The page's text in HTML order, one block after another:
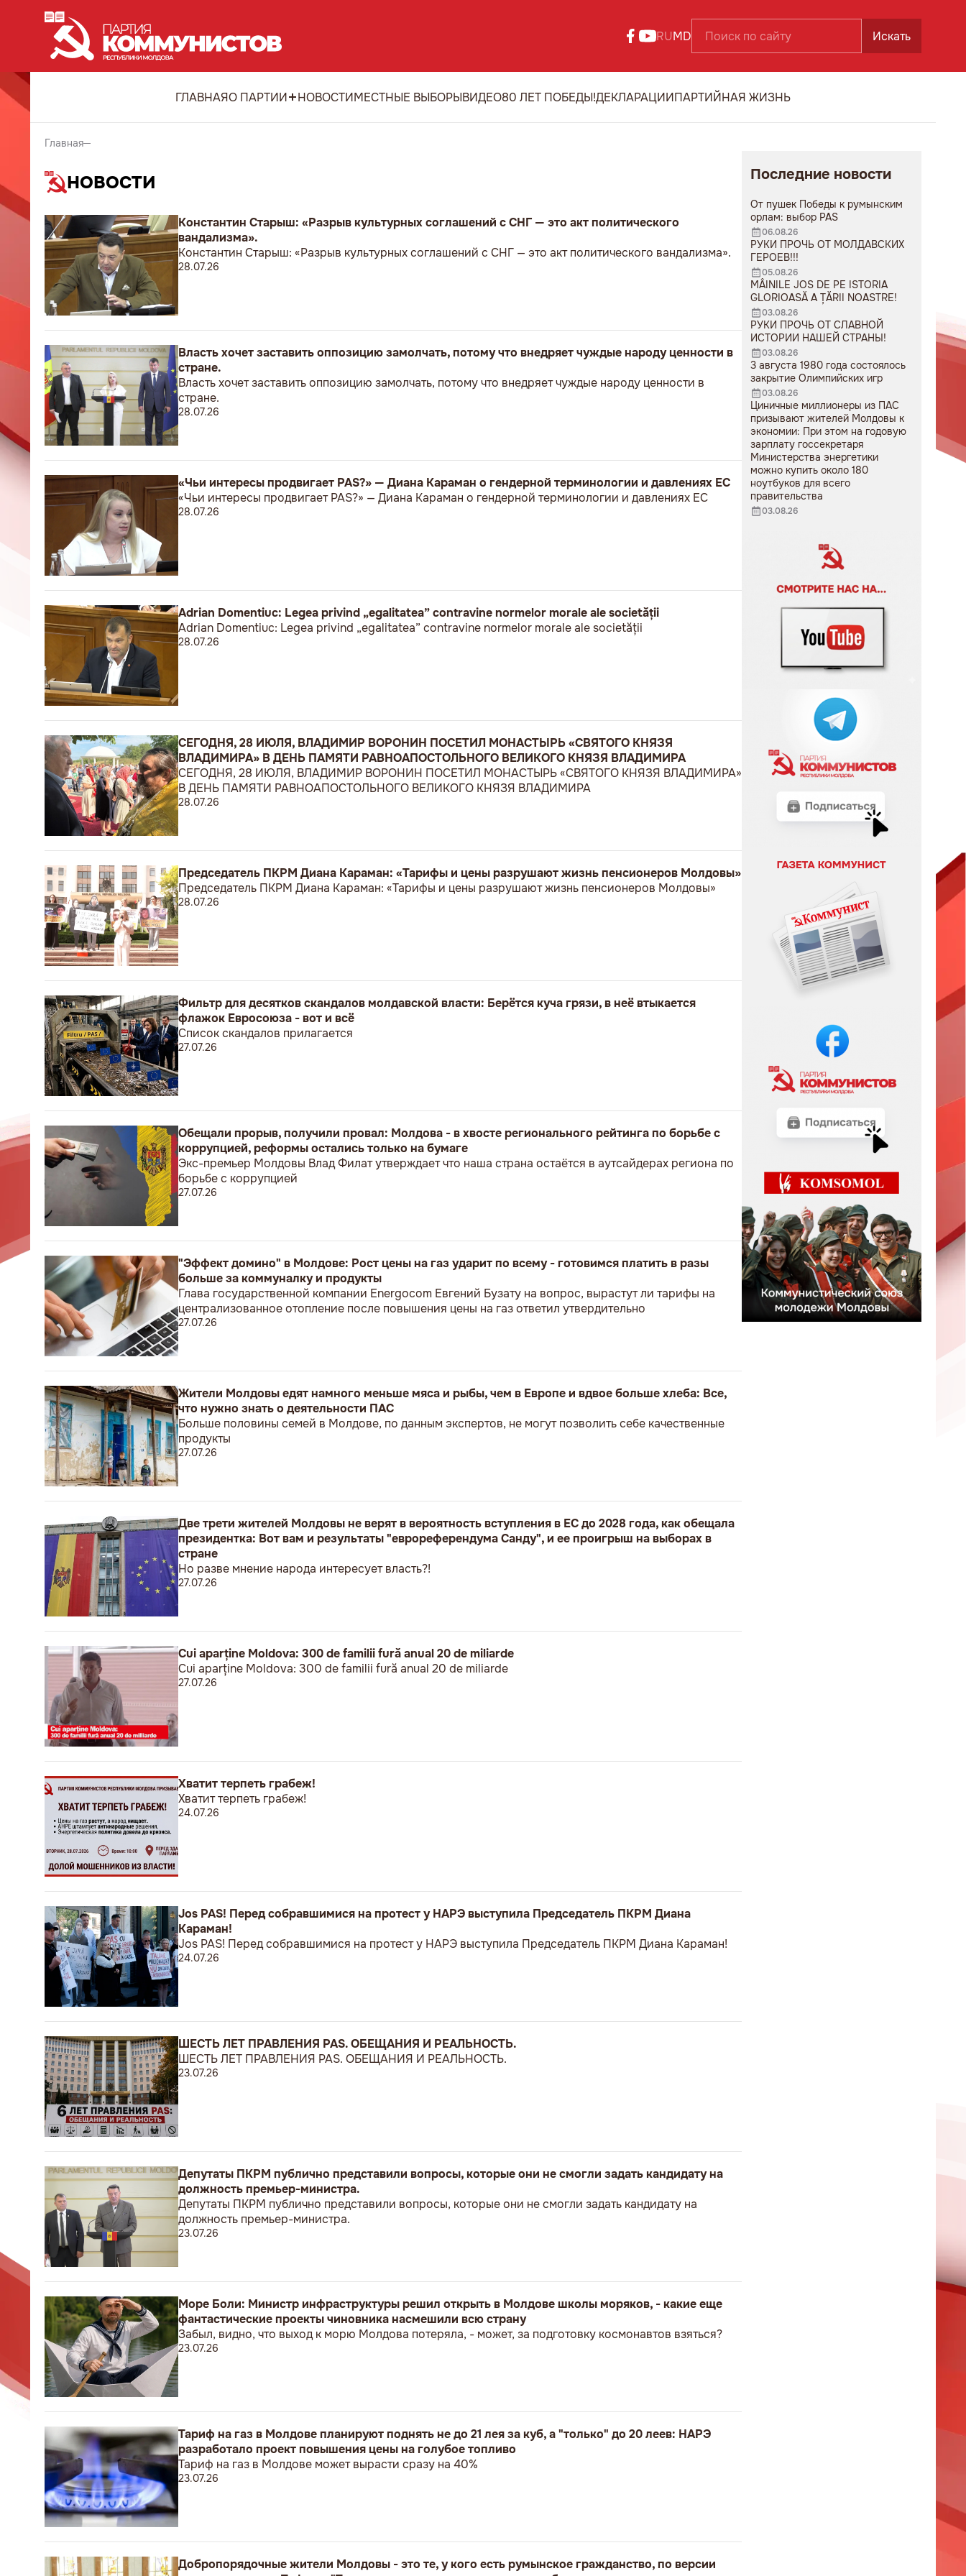
RUMD Искать
ГЛАВНАЯО ПАРТИИ НОВОСТИМЕСТНЫЕ ВЫБОРЫВИДЕО80 ЛЕТ ПОБЕДЫ!ДЕКЛАРАЦИИПАРТИЙНАЯ ЖИЗНЬ
Главная
НОВОСТИ
Константин Старыш: «Разрыв культурных соглашений с СНГ — это акт политического
вандализма».
Константин Старыш: «Разрыв культурных соглашений с СНГ — это акт политического вандализма».
28.07.26
Власть хочет заставить оппозицию замолчать, потому что внедряет чуждые народу ценности в
стране.
Власть хочет заставить оппозицию замолчать, потому что внедряет чуждые народу ценности в
стране.
28.07.26
«Чьи интересы продвигает PAS?» — Диана Караман о гендерной терминологии и давлениях ЕС
«Чьи интересы продвигает PAS?» — Диана Караман о гендерной терминологии и давлениях ЕС
28.07.26
Adrian Domentiuc: Legea privind „egalitatea” contravine normelor morale ale societății
Adrian Domentiuc: Legea privind „egalitatea” contravine normelor morale ale societății
28.07.26
СЕГОДНЯ, 28 ИЮЛЯ, ВЛАДИМИР ВОРОНИН ПОСЕТИЛ МОНАСТЫРЬ «СВЯТОГО КНЯЗЯ
ВЛАДИМИРА» В ДЕНЬ ПАМЯТИ РАВНОАПОСТОЛЬНОГО ВЕЛИКОГО КНЯЗЯ ВЛАДИМИРА
СЕГОДНЯ, 28 ИЮЛЯ, ВЛАДИМИР ВОРОНИН ПОСЕТИЛ МОНАСТЫРЬ «СВЯТОГО КНЯЗЯ ВЛАДИМИРА»
В ДЕНЬ ПАМЯТИ РАВНОАПОСТОЛЬНОГО ВЕЛИКОГО КНЯЗЯ ВЛАДИМИРА
28.07.26
Председатель ПКРМ Диана Караман: «Тарифы и цены разрушают жизнь пенсионеров Молдовы»
Председатель ПКРМ Диана Караман: «Тарифы и цены разрушают жизнь пенсионеров Молдовы»
28.07.26
Фильтр для десятков скандалов молдавской власти: Берётся куча грязи, в неё втыкается
флажок Евросоюза - вот и всё
Список скандалов прилагается
27.07.26
Обещали прорыв, получили провал: Молдова - в хвосте регионального рейтинга по борьбе с
коррупцией, реформы остались только на бумаге
Экс-премьер Молдовы Влад Филат утверждает что наша страна остаётся в аутсайдерах региона по
борьбе с коррупцией
27.07.26
"Эффект домино" в Молдове: Рост цены на газ ударит по всему - готовимся платить в разы
больше за коммуналку и продукты
Глава государственной компании Energocom Евгений Бузату на вопрос, вырастут ли тарифы на
централизованное отопление после повышения цены на газ ответил утвердительно
27.07.26
Жители Молдовы едят намного меньше мяса и рыбы, чем в Европе и вдвое больше хлеба: Все,
что нужно знать о деятельности ПАС
Больше половины семей в Молдове, по данным экспертов, не могут позволить себе качественные
продукты
27.07.26
Две трети жителей Молдовы не верят в вероятность вступления в ЕС до 2028 года, как обещала
президентка: Вот вам и результаты "еврореферендума Санду", и ее проигрыш на выборах в
стране
Но разве мнение народа интересует власть?!
27.07.26
Cui aparține Moldova: 300 de familii fură anual 20 de miliarde
Cui aparține Moldova: 300 de familii fură anual 20 de miliarde
27.07.26
Хватит терпеть грабеж!
Хватит терпеть грабеж!
24.07.26
Jos PAS! Перед собравшимися на протест у НАРЭ выступила Председатель ПКРМ Диана
Караман!
Jos PAS! Перед собравшимися на протест у НАРЭ выступила Председатель ПКРМ Диана Караман!
24.07.26
ШЕСТЬ ЛЕТ ПРАВЛЕНИЯ PAS. ОБЕЩАНИЯ И РЕАЛЬНОСТЬ.
ШЕСТЬ ЛЕТ ПРАВЛЕНИЯ PAS. ОБЕЩАНИЯ И РЕАЛЬНОСТЬ.
23.07.26
Депутаты ПКРМ публично представили вопросы, которые они не смогли задать кандидату на
должность премьер-министра.
Депутаты ПКРМ публично представили вопросы, которые они не смогли задать кандидату на
должность премьер-министра.
23.07.26
Море Боли: Министр инфраструктуры решил открыть в Молдове школы моряков, - какие еще
фантастические проекты чиновника насмешили всю страну
Забыл, видно, что выход к морю Молдова потеряла, - может, за подготовку космонавтов взяться?
23.07.26
Тариф на газ в Молдове планируют поднять не до 21 лея за куб, а "только" до 20 леев: НАРЭ
разработало проект повышения цены на голубое топливо
Тариф на газ в Молдове может вырасти сразу на 40%
23.07.26
Добропорядочные жители Молдовы - это те, у кого есть румынское гражданство, по версии
Последние новости
От пушек Победы к румынским
орлам: выбор PAS
06.08.26
РУКИ ПРОЧЬ ОТ МОЛДАВСКИХ
ГЕРОЕВ!!!
05.08.26
MÂINILE JOS DE PE ISTORIA
GLORIOASĂ A ȚĂRII NOASTRE!
03.08.26
РУКИ ПРОЧЬ ОТ СЛАВНОЙ
ИСТОРИИ НАШЕЙ СТРАНЫ!
03.08.26
3 августа 1980 года состоялось
закрытие Олимпийских игр
03.08.26
Циничные миллионеры из ПАС
призывают жителей Молдовы к
экономии: При этом на годовую
зарплату госсекретаря
Министерства энергетики
можно купить около 180
ноутбуков для всего
правительства
03.08.26